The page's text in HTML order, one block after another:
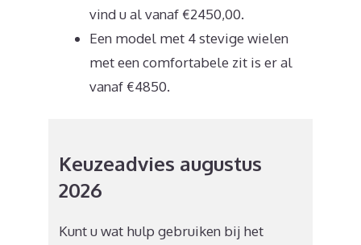
vind u al vanaf €2450,00.
Een model met 4 stevige wielen
met een comfortabele zit is er al
vanaf €4850.
Keuzeadvies augustus
2026
Kunt u wat hulp gebruiken bij het